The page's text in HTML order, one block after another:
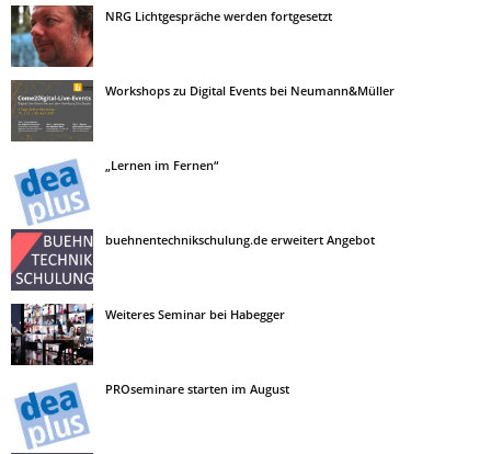
NRG Lichtgespräche werden fortgesetzt
Workshops zu Digital Events bei Neumann&Müller
„Lernen im Fernen“
buehnentechnikschulung.de erweitert Angebot
Weiteres Seminar bei Habegger
PROseminare starten im August